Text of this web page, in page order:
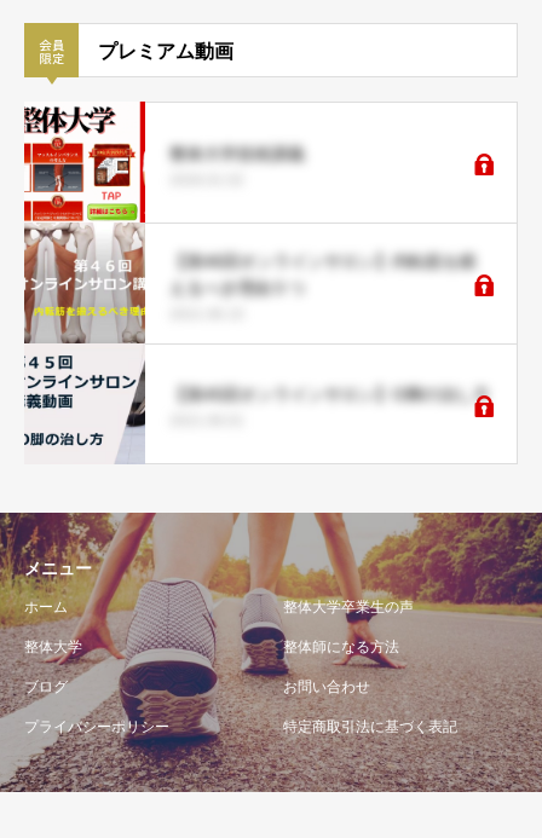
プレミアム動画
整体大学技術講義
【第46回オンラインサロン】内転筋を鍛
えるべき理由５つ
【第45回オンラインサロン】O脚の治し方
メニュー
ホーム 整体大学卒業生の声
整体大学 整体師になる方法
ブログ お問い合わせ
プライバシーポリシー 特定商取引法に基づく表記